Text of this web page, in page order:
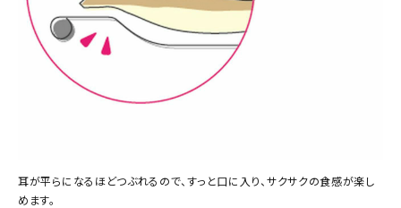
耳が平らになるほどつぶれるので、すっと口に入り、サクサクの食感が楽し
めます。